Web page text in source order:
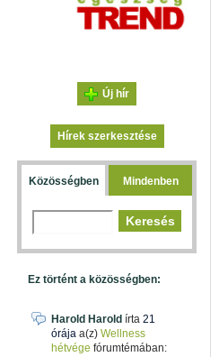
Új hír
Hírek szerkesztése
Közösségben Mindenben
Ez történt a közösségben:
Harold Harold írta 21
órája a(z) Wellness
hétvége fórumtémában: